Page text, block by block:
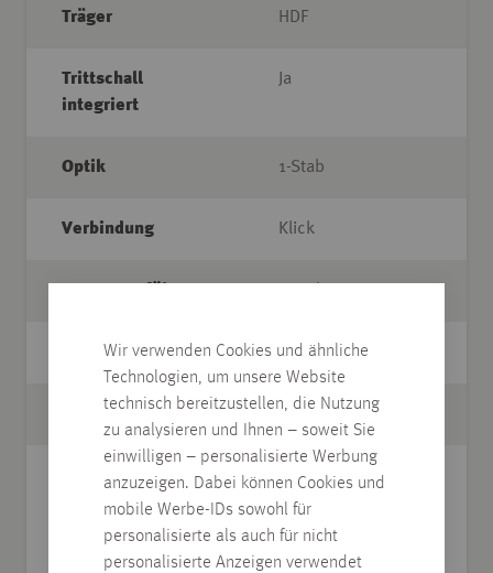
Wir verwenden Cookies und ähnliche
Technologien, um unsere Website
technisch bereitzustellen, die Nutzung
zu analysieren und Ihnen – soweit Sie
einwilligen – personalisierte Werbung
anzuzeigen. Dabei können Cookies und
mobile Werbe-IDs sowohl für
personalisierte als auch für nicht
personalisierte Anzeigen verwendet
Träger HDF
Trittschall
integriert
Ja
Optik 1-Stab
Verbindung Klick
Nutzungsklasse 23/31
passende Leiste 25.037
Pflege
CuraFloor Reiniger
01.906, CuraFloor
Vinylboden Pflege
01.907